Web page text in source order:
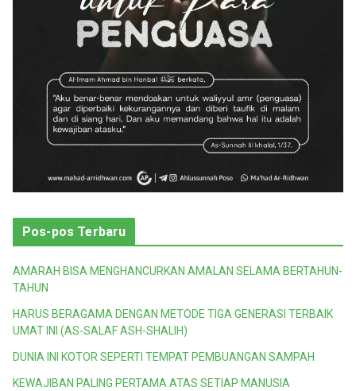
Pos-pos Terbaru
AMARAH BISA MENGHANCURKAN AMALAN SELAMA BERTAHUN-
TAHUN
HARUS BERAGAMA DENGAN METODE TIGA GENERASI TERBAIK
UMAT INI (AS-SALAF ASH-SHALIH)
DUNIA INI KOTOR SEPERTI TEMPAT PEMBUANGAN SAMPAH
KEWAJIBAN PALING PERTAMA ATAS SETIAP MANUSIA